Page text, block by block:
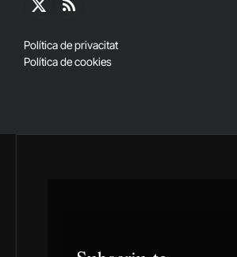
X
RSS
Política de privacitat
Política de cookies